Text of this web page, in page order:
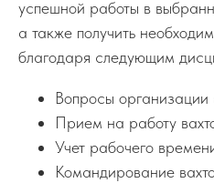
успешной работы в
а также получить
благодаря следующим
Вопросы организации
Прием на работу
Учет рабочего
Командирование